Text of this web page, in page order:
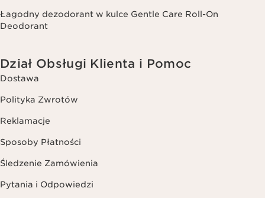
Łagodny dezodorant w kulce Gentle Care Roll-On
Deodorant
Dział Obsługi Klienta i Pomoc
Dostawa
Polityka Zwrotów
Reklamacje
Sposoby Płatności
Śledzenie Zamówienia
Pytania i Odpowiedzi